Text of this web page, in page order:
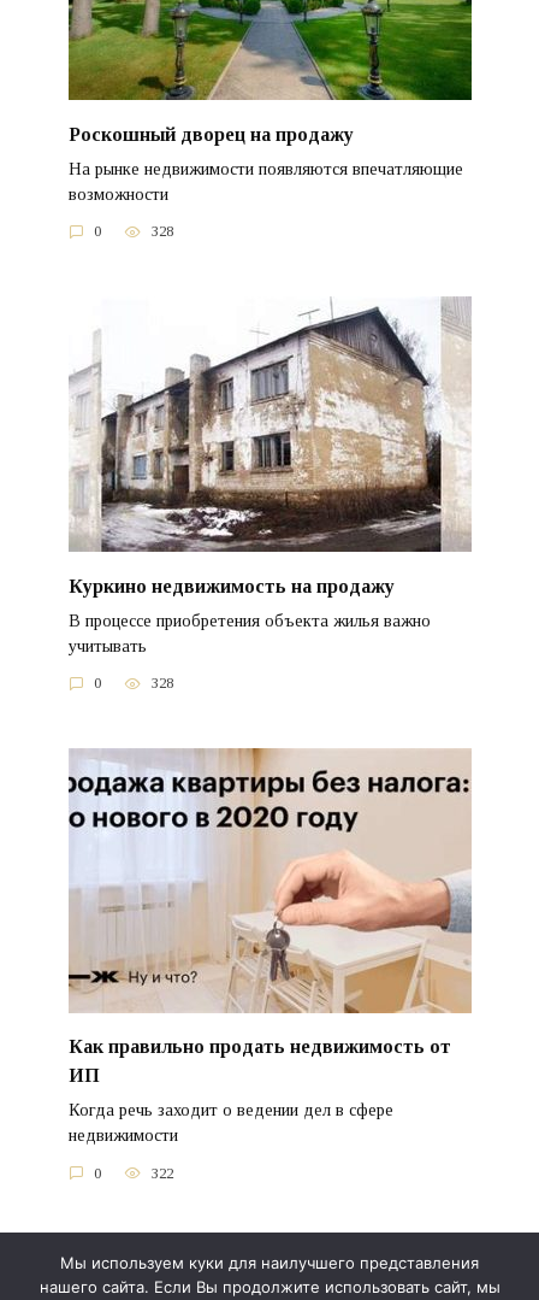
Роскошный дворец на продажу
На рынке недвижимости появляются впечатляющие
возможности
0 328
Куркино недвижимость на продажу
В процессе приобретения объекта жилья важно
учитывать
0 328
Как правильно продать недвижимость от
ИП
Когда речь заходит о ведении дел в сфере
недвижимости
0 322
Мы используем куки для наилучшего представления
нашего сайта. Если Вы продолжите использовать сайт, мы